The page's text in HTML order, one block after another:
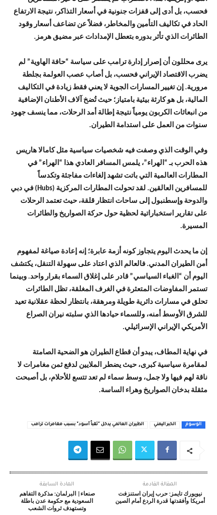
فحسب، بل أدى إلى قفزات جنونية في أسعار التذاكر، نتيجة الارتفاع
الحاد في تكاليف التأمين والمخاطر، فضلاً عن تضاعف أسعار وقود
الطائرات الذي تأثر بدوره بتعطل الإمدادات عبر مضيق هرمز.
يرى محللون أن إصرار إدارة ترامب على سياسة “حافة الهاوية” لم
يضرب الاقتصاد الإيراني فحسب، بل أصاب عصب العولمة بجلطة
مرورية. إن تغيير المسارات الجوية لا يعني فقط زيادة في التكاليف
المالية، بل هو كارثة بيئية بامتياز؛ حيث تُضخ آلاف الأطنان الإضافية
من انبعاثات الكربون يومياً نتيجة إطالة أمد الرحلات، مما ينسف جهود
سنوات من العمل على استدامة الطيران.
وفي الوقت الذي وصفت فيه شخصيات سياسية مثل كامالا هاريس
هذه الحرب بـ “الهراء”، يلمس المسافر العادي هذا “الهراء” في
المطارات العالمية التي باتت تشهد إلغاءات مفاجئة وتكدساً
للمسافرين العالقين. لقد تحولت المطارات المركزية (Hubs) في دبي
والدوحة وإسطنبول إلى ساحات انتظار قلقة، حيث تعتمد الرحلات
على تقارير استخباراتية لحظية حول حركة الصواريخ والطائرات
المسيرة.
إن ما يحدث اليوم يتجاوز كونه أزمة عابرة؛ إنه إعادة صياغة لمفهوم
أمن الطيران المدني. فالعالم الذي اعتاد على سهولة التنقل، يكتشف
اليوم أن “الغباء السياسي” قادر على إغلاق السماء بقرار واحد. وبينما
تستمر المفاوضات المتعثرة في الغرف المغلقة، تظل الطائرات
تحلق في مسارات دائرية طويلة ومرهقة، بانتظار لحظة عقلانية تعيد
للشرق الأوسط أمنه، وللسماء حيادها الذي سلبته نيران الصراع
الأمريكي الإيراني الإسرائيلي.
في نهاية المطاف، يبدو أن قطاع الطيران هو الضحية الصامتة
لمقامرة سياسية كبرى، حيث يضطر الملايين لدفع ثمن مغامرات لا
ناقة لهم فيها ولا جمل، وسط سماء لم تعد تتسع للأحلام، بل أصبحت
مثقلة بدخان الصواريخ وهراء الساسة.
الوسوم الخبر اليمني الطيران العالمي يدخل "ثقباً أسود" بسبب مغامرات ترامب
المادة السابقة
صنعاء| البرلمان: مذكرة التفاهم
السعودية مع حكومة عدن باطلة
وتستهدف ثروات الشعب
المقالة القادمة
نيويورك تايمز: حرب إيران استنزفت
أمريكا وأفقدتها قدرة الردع أمام الصين